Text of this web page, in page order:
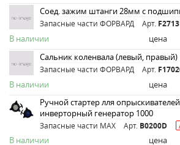
Соед. зажим штанги 28мм с
Запасные части ФОРВАРД Арт.
В наличии цена
Сальник коленвала (левый, правый)
Запасные части ФОРВАРД Арт.
В наличии цена
Ручной стартер лля
инверторный генератор 1000
Запасные части MAX Арт. B0200D
В наличии цена